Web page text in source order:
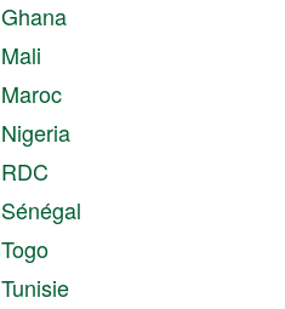
Ghana
Mali
Maroc
Nigeria
RDC
Sénégal
Togo
Tunisie